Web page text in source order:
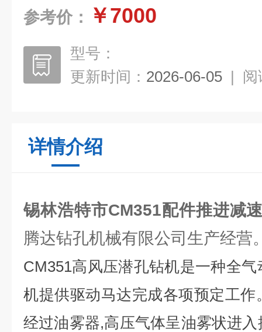
参考价： ￥7000
型号：
更新时间： 2026-06-05 | 阅
详情介绍
锡林浩特市CM351配件推进减
腾达钻孔机械有限公司生产经营
CM351高风压潜孔钻机是一种全
机提供驱动马达完成各项预定工作
经过油雾器,高压气体呈油雾状进入